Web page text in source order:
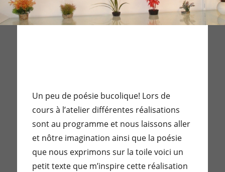
Un peu de poésie bucolique! Lors de
cours à l’atelier différentes réalisations
sont au programme et nous laissons aller
et nôtre imagination ainsi que la poésie
que nous exprimons sur la toile voici un
petit texte que m’inspire cette réalisation